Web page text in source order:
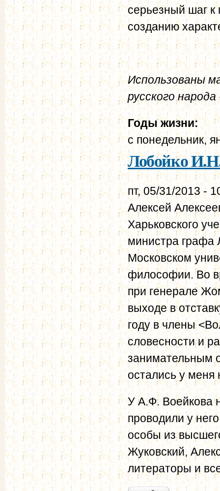
серьезный шаг к
созданию
Использованы
русского
Годы жизни:
спонедельник,
Лобойко
пт, 05/31/2013 -
Алексей
Харьковского
министра графа
Московском
философии. Во
при генерале
выходе в
году в члены
словесности и
занимательным
остались у меня
У А.Ф. Воейкова
проводили у
особы из
Жуковский,
литераторы и